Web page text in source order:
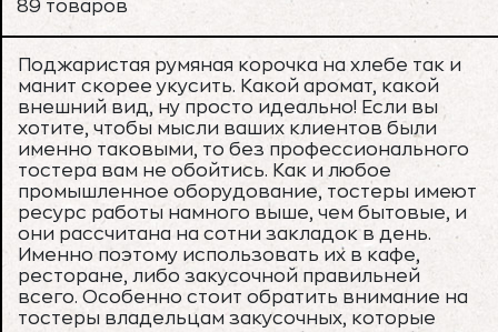
89 товаров
Поджаристая румяная корочка на хлебе так и
манит скорее укусить. Какой аромат, какой
внешний вид, ну просто идеально! Если вы
хотите, чтобы мысли ваших клиентов были
именно таковыми, то без профессионального
тостера вам не обойтись. Как и любое
промышленное оборудование, тостеры имеют
ресурс работы намного выше, чем бытовые, и
они рассчитана на сотни закладок в день.
Именно поэтому использовать их в кафе,
ресторане, либо закусочной правильней
всего. Особенно стоит обратить внимание на
тостеры владельцам закусочных, которые